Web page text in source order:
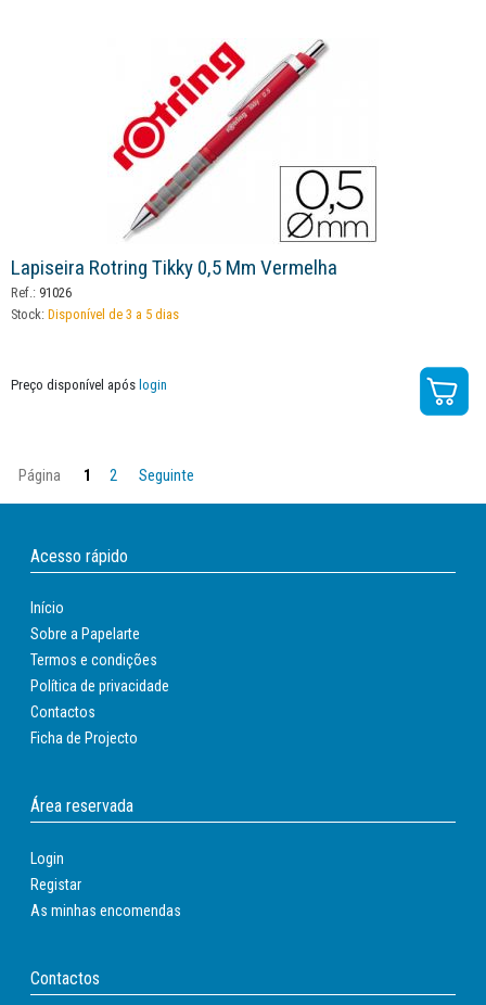
Lapiseira Rotring Tikky 0,5 Mm Vermelha
Ref.: 91026
Stock: Disponível de 3 a 5 dias
Preço disponível após login
Página 1 2 Seguinte
Acesso rápido
Início
Sobre a Papelarte
Termos e condições
Política de privacidade
Contactos
Ficha de Projecto
Área reservada
Login
Registar
As minhas encomendas
Contactos